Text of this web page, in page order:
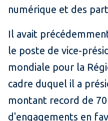
numérique et des
Il avait
le poste de vice-
mondiale pour la
cadre duquel il a
montant record de
d'engagements en